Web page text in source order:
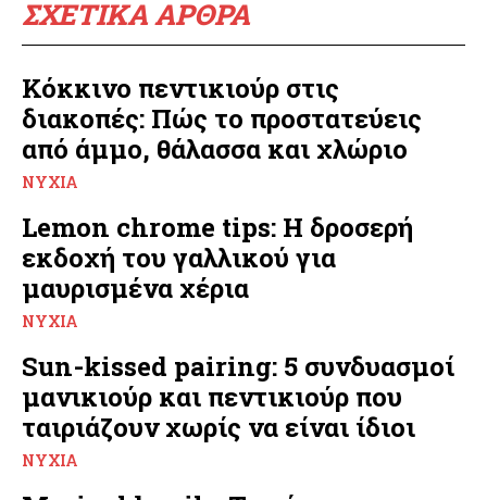
ΣΧΕΤΙΚΑ ΑΡΘΡΑ
Κόκκινο πεντικιούρ στις
διακοπές: Πώς το προστατεύεις
από άμμο, θάλασσα και χλώριο
ΝΎΧΙΑ
Lemon chrome tips: Η δροσερή
εκδοχή του γαλλικού για
μαυρισμένα χέρια
ΝΎΧΙΑ
Sun-kissed pairing: 5 συνδυασμοί
μανικιούρ και πεντικιούρ που
ταιριάζουν χωρίς να είναι ίδιοι
ΝΎΧΙΑ